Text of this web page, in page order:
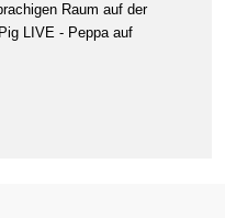
Raum auf der
LIVE - Peppa auf